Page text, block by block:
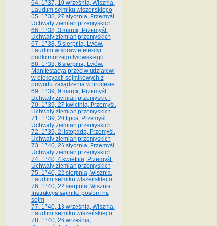
64. 1737, 10 września, Wisznia.
Laudum sejmiku wiszeńskiego
65. 1738, 27 stycznia, Przemyśl.
Uchwały ziemian przemyskich­­.
66. 1738, 3 marca, Przemyśl.
Uchwały ziemian przemyskich­
67. 1738, 5 sierpnia, Lwów.
Laudum w sprawie elekcyi
podkomorzego lwowskiego
68. 1738, 6 sierpnia, Lwów.
Manifestacya przeciw udziałowi
w elekcyach sejmikowych z
powodu zasądzenia w procesie.
69. 1739, 9 marca, Przemyśl.
Uchwały ziemian przemyskich
70. 1739, 27 kwietnia, Przemyśl.
Uchwały ziemian przemyskich
71. 1739, 20 lipca, Przemyśl.
Uchwały ziemian przemyskich
72. 1739, 2 listopada, Przemyśl.
Uchwały ziemian przemyskich
73. 1740, 26 stycznia, Przemyśl.
Uchwały ziemian przemyskich
74. 1740, 4 kwietnia, Przemyśl.
Uchwały ziemian przemyskich
75. 1740, 22 sierpnia, Wisznia.
Laudum sejmiku wiszeńskiego
76. 1740, 22 sierpnia, Wisznia.
Instrukcya sejmiku posłom na
sejm
77. 1740, 13 września, Wisznia.
Laudum sejmiku wiszeńskiego
78. 1740, 26 września,